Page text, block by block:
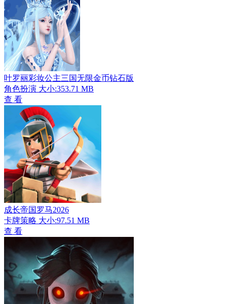
叶罗丽彩妆公主三国无限金币钻石版
角色扮演 大小:353.71 MB
查 看
成长帝国罗马2026
卡牌策略 大小:97.51 MB
查 看